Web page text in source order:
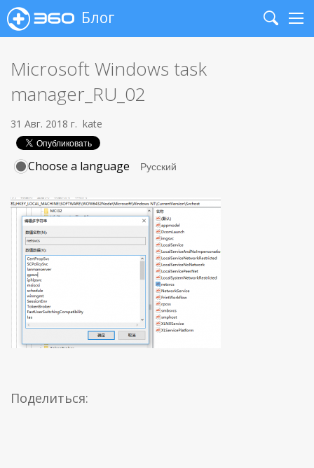
Блог
Search
Microsoft Windows task
manager_RU_02
31 Авг. 2018 г. kate
Choose a language
Поделиться: